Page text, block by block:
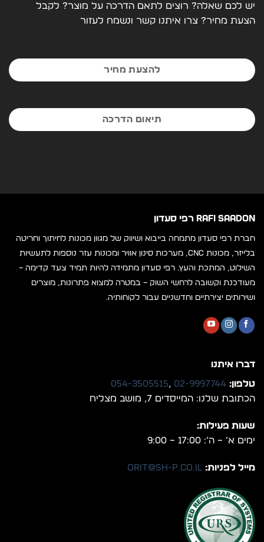
אפס
יש לכם שאלה? רוצים לתאם הדרכה על מוצר? לקבל
הצעת מחיר? צרו איתנו קשר ונשמח לעזור
להצעת מחיר
תיאום הדרכה
RAFI SAADON רפי סעדון
חברת רפי סעדון מתמחה בייבוא ושיווק של מגוון מכונות לחיתוך וחריטה
בלייזר, מכונות CNC, מערכות סינון אוויר ומכונות עזר נוספות לתעשיות
השילוט, המתכת והעץ. רפי סעדון מתמידה להיות תמיד צעד קדימה –
מעודכנת וקשובה לרחשי השוק – במטרה למצוא פתרונות, מוצרים
ושירותים יצירתיים וחדשניים עבור לקוחותיה.
דברו איתנו
טלפון: 02-9997744
,
054-3505515
הכתובת שלנו: המייסדים 7, מושב מצליח
שעות פעילות:
ימים א’ – ה’: 17:00 – 9:00
מייל לפניות: orit@sh-p.co.il